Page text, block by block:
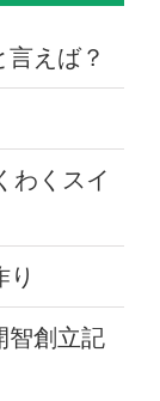
言えば？
わくスイ
り
智創立記